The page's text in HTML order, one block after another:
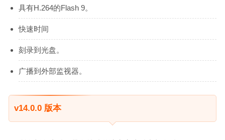
具有H.264的Flash 9。
快速时间
刻录到光盘。
广播到外部监视器。
v14.0.0 版本